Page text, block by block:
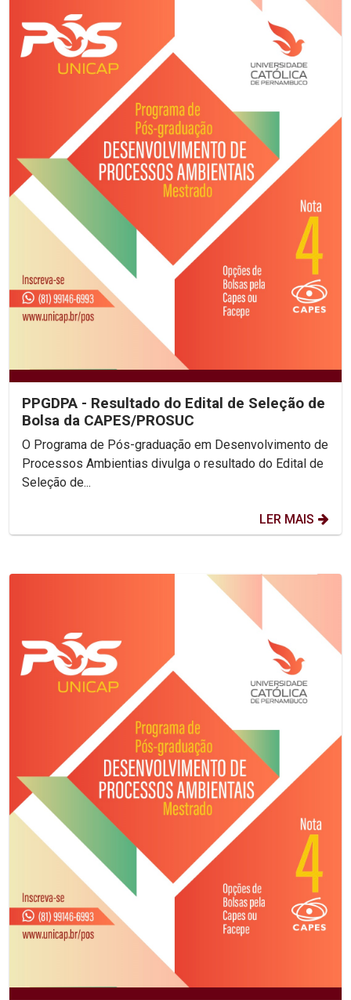
PPGDPA - Resultado do Edital de Seleção de
Bolsa da CAPES/PROSUC
O Programa de Pós-graduação em Desenvolvimento de
Processos Ambientias divulga o resultado do Edital de
Seleção de...
LER MAIS